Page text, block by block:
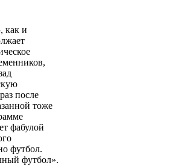
как и
после
тоже
фабулой
футбол.
футбол».